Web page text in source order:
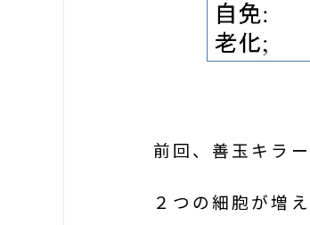
前回、善玉キラ
２つの細胞が増